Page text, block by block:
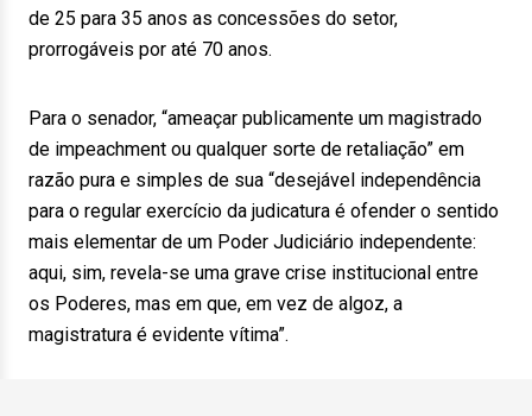
de 25 para 35 anos as concessões do setor,
prorrogáveis por até 70 anos.
Para o senador, “ameaçar publicamente um magistrado
de impeachment ou qualquer sorte de retaliação” em
razão pura e simples de sua “desejável independência
para o regular exercício da judicatura é ofender o sentido
mais elementar de um Poder Judiciário independente:
aqui, sim, revela-se uma grave crise institucional entre
os Poderes, mas em que, em vez de algoz, a
magistratura é evidente vítima”.